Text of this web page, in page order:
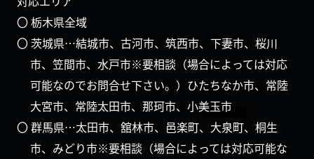
〇 栃木県全域
〇 茨城県…結城市、古河市、筑西市、下妻市、桜川
市、笠間市、水戸市※要相談（場合によっては対応
可能なのでお問合せ下さい。）ひたちなか市、常陸
大宮市、常陸太田市、那珂市、小美玉市
〇 群馬県…太田市、舘林市、邑楽町、大泉町、桐生
市、みどり市※要相談（場合によっては対応可能な